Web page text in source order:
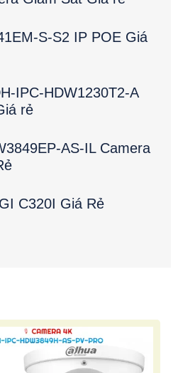
S-S2 IP POE Giá
IPC-HDW1230T2-A
rẻ
AS-IL Camera
C320I Giá Rẻ